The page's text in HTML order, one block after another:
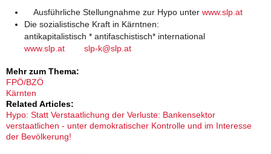
Ausführliche Stellungnahme zur Hypo unter www.slp.at
Die sozialistische Kraft in Kärntnen:
antikapitalistisch * antifaschistisch* international
www.slp.at
slp-k@slp.at
Mehr zum Thema:
FPÖ/BZÖ
Kärnten
Related Articles:
Hypo: Statt Verstaatlichung der Verluste: Bankensektor
verstaatlichen - unter demokratischer Kontrolle und im Interesse
der Bevölkerung!